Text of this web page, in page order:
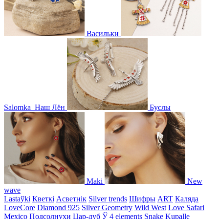
Васильки
Salomka Наш Лён Буслы
Maki
New
wave
Lastaўki Кветкі Асветнiк Silver trends Шифры ART Каляда
LoveCore Diamond 925 Silver Geometry Wild West Love Safari
Mexico Подсолнухи Цар-дуб Ў 4 elements Snake Kupalle